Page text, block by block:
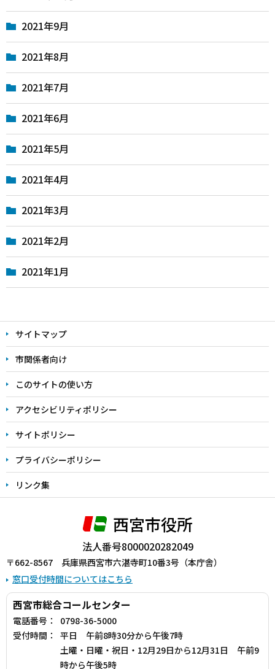
2021年9月
2021年8月
2021年7月
2021年6月
2021年5月
2021年4月
2021年3月
2021年2月
2021年1月
文
こ
こ
ま
で
サイトマップ
市関係者向け
このサイトの使い方
アクセシビリティポリシー
サイトポリシー
プライバシーポリシー
リンク集
西宮市役所
法人番号8000020282049
〒662-8567 兵庫県西宮市六湛寺町10番3号（本庁舎）
窓口受付時間についてはこちら
西宮市総合コールセンター
電話番号：
0798-36-5000
受付時間：
平日 午前8時30分から午後7時
土曜・日曜・祝日・12月29日から12月31日 午前9
時から午後5時